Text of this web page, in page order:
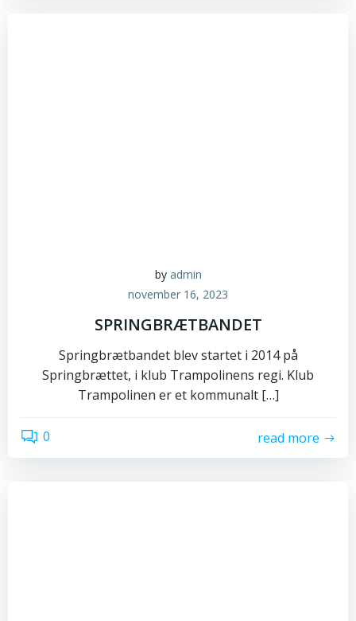
by admin
november 16, 2023
SPRINGBRÆTBANDET
Springbrætbandet blev startet i 2014 på
Springbrættet, i klub Trampolinens regi. Klub
Trampolinen er et kommunalt […]
0 read more